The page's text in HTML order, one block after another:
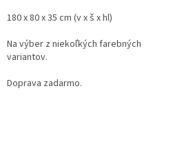
180 x 80 x 35 cm (v x š x hl)
Na výber z niekoľkých farebných
variantov.
Doprava zadarmo.